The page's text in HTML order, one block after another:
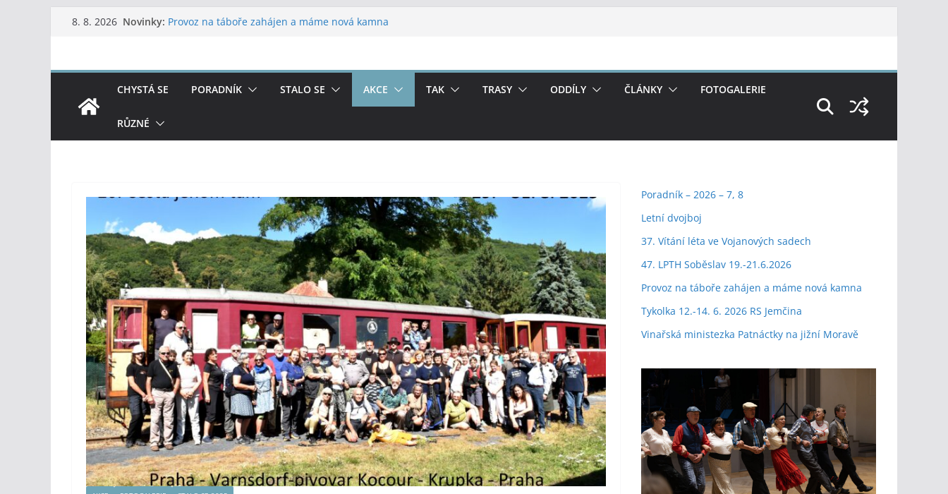
Přeskočit
8. 8. 2026 Novinky: Provoz na táboře zahájen a máme nová kamna
CHYSTÁ SE
PORADNÍK STALO SE AKCE TAK TRASY ODDÍLY ČLÁNKY FOTOGALERIE
RŮZNÉ
Poradník – 2026 – 7, 8
Letní dvojboj
37. Vítání léta ve Vojanových sadech
47. LPTH Soběslav 19.-21.6.2026
Provoz na táboře zahájen a máme nová kamna
Tykolka 12.-14. 6. 2026 RS Jemčina
Vinařská ministezka Patnáctky na jižní Moravě